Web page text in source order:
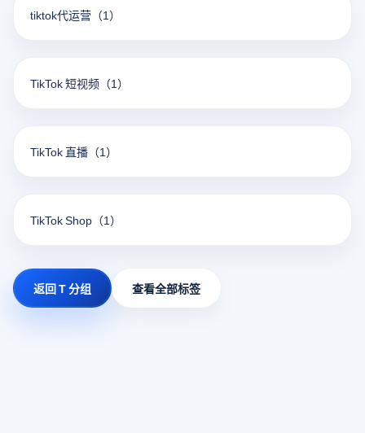
tiktok代运营 （1）
TikTok 短视频 （1）
TikTok 直播 （1）
TikTok Shop （1）
返回 T 分组 查看全部标签